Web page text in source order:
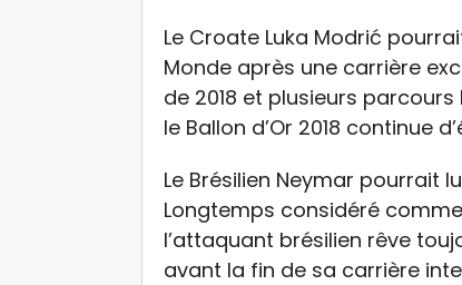
Le Croate Luka Modrić
Monde après une carrière
de 2018 et plusieurs
le Ballon d’Or 2018 continue
Le Brésilien Neymar pourrait
Longtemps considéré
l’attaquant brésilien rêve
avant la fin de sa carrière